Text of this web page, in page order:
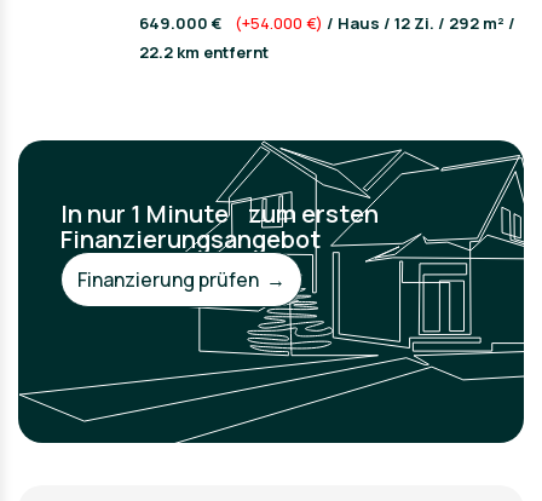
649.000 € (+54.000 €) / Haus / 12 Zi. / 292 m² /
22.2 km entfernt
In nur 1 Minute zum ersten
Finanzierungsangebot
Finanzierung prüfen →